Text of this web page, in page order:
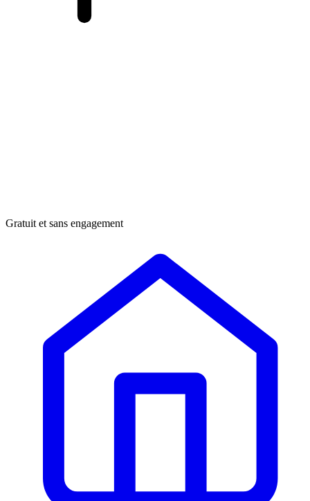
Gratuit et sans engagement